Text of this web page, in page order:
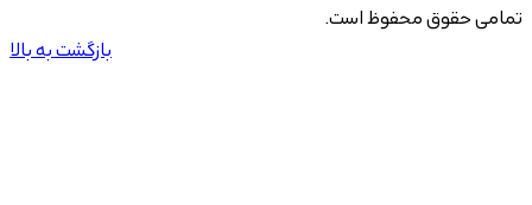
تمامی حقوق محفوظ است.
بازگشت به بالا